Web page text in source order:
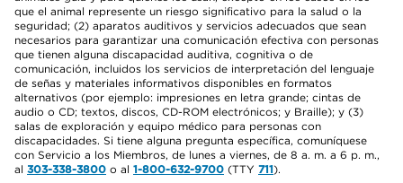
que el animal represente un riesgo significativo para la salud o la
seguridad; (2) aparatos auditivos y servicios adecuados que sean
necesarios para garantizar una comunicación efectiva con personas
que tienen alguna discapacidad auditiva, cognitiva o de
comunicación, incluidos los servicios de interpretación del lenguaje
de señas y materiales informativos disponibles en formatos
alternativos (por ejemplo: impresiones en letra grande; cintas de
audio o CD; textos, discos, CD-ROM electrónicos; y Braille); y (3)
salas de exploración y equipo médico para personas con
discapacidades. Si tiene alguna pregunta específica, comuníquese
con Servicio a los Miembros, de lunes a viernes, de 8 a. m. a 6 p. m.,
al 303-338-3800 o al 1-800-632-9700 (TTY 711).